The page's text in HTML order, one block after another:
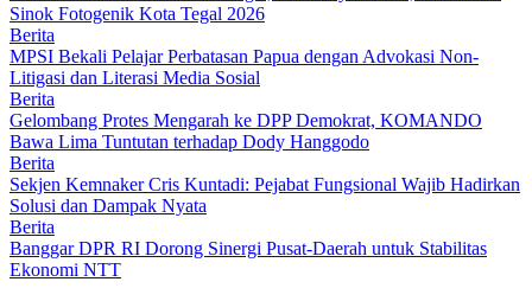
Sinok Fotogenik Kota Tegal 2026
Berita
MPSI Bekali Pelajar Perbatasan Papua dengan Advokasi Non-
Litigasi dan Literasi Media Sosial
Berita
Gelombang Protes Mengarah ke DPP Demokrat, KOMANDO
Bawa Lima Tuntutan terhadap Dody Hanggodo
Berita
Sekjen Kemnaker Cris Kuntadi: Pejabat Fungsional Wajib Hadirkan
Solusi dan Dampak Nyata
Berita
Banggar DPR RI Dorong Sinergi Pusat-Daerah untuk Stabilitas
Ekonomi NTT